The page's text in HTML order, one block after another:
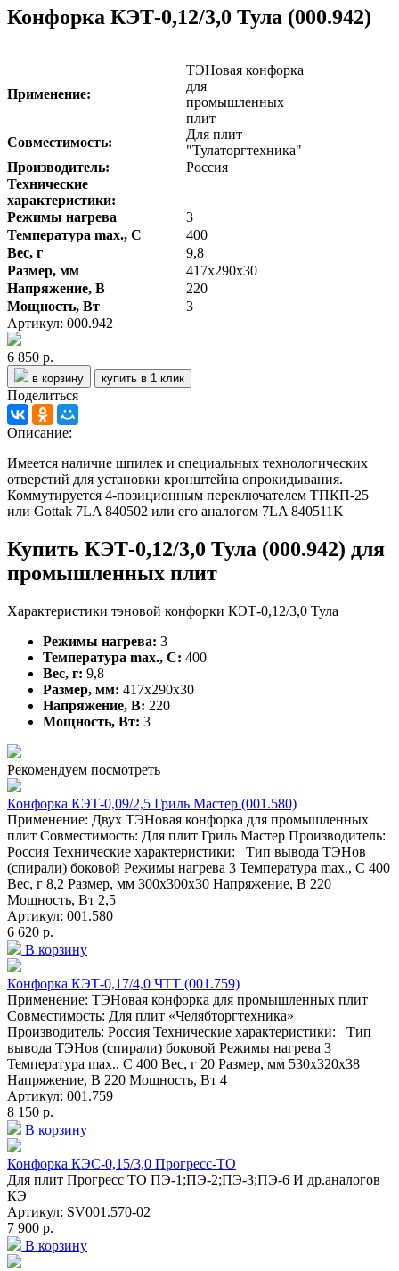
Конфорка КЭТ-0,12/3,0 Тула (000.942)
Применение:
ТЭНовая конфорка
для
промышленных
плит
Совместимость:
Для плит
"Тулаторгтехника"
Производитель:
Россия
Технические
характеристики:
Режимы нагрева
3
Температура max., C
400
Вес, г
9,8
Размер, мм
417х290х30
Напряжение, В
220
Мощность, Вт
3
Артикул: 000.942
6 850 р.
в корзину купить в 1 клик
Поделиться
Описание:
Имеется наличие шпилек и специальных технологических
отверстий для установки кронштейна опрокидывания.
Коммутируется 4-позиционным переключателем ТПКП-25
или Gottak 7LA 840502 или его аналогом 7LA 840511K
Купить КЭТ-0,12/3,0 Тула (000.942) для
промышленных плит
Характеристики тэновой конфорки КЭТ-0,12/3,0 Тула
Режимы нагрева: 3
Температура max., C: 400
Вес, г: 9,8
Размер, мм: 417х290х30
Напряжение, В: 220
Мощность, Вт: 3
Рекомендуем посмотреть
Конфорка КЭТ-0,09/2,5 Гриль Мастер (001.580)
Применение: Двух ТЭНовая конфорка для промышленных
плит Совместимость: Для плит Гриль Мастер Производитель:
Россия Технические характеристики: Тип вывода ТЭНов
(спирали) боковой Режимы нагрева 3 Температура max., C 400
Вес, г 8,2 Размер, мм 300х300х30 Напряжение, В 220
Мощность, Вт 2,5
Артикул: 001.580
6 620 р.
В корзину
Конфорка КЭТ-0,17/4,0 ЧТТ (001.759)
Применение: ТЭНовая конфорка для промышленных плит
Совместимость: Для плит «Челябторгтехника»
Производитель: Россия Технические характеристики: Тип
вывода ТЭНов (спирали) боковой Режимы нагрева 3
Температура max., C 400 Вес, г 20 Размер, мм 530х320х38
Напряжение, В 220 Мощность, Вт 4
Артикул: 001.759
8 150 р.
В корзину
Конфорка КЭС-0,15/3,0 Прогресс-ТО
Для плит Прогресс ТО ПЭ-1;ПЭ-2;ПЭ-3;ПЭ-6 И др.аналогов
КЭ
Артикул: SV001.570-02
7 900 р.
В корзину